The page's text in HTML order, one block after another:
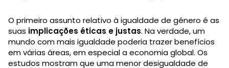
O primeiro assunto relativo à igualdade de género é as
suas implicações éticas e justas. Na verdade, um
mundo com mais igualdade poderia trazer benefícios
em várias áreas, em especial a economia global. Os
estudos mostram que uma menor desigualdade de